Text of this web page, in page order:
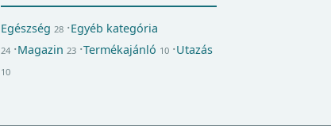
Egészség 28 Egyéb kategória
24 Magazin 23 Termékajánló 10 Utazás
10